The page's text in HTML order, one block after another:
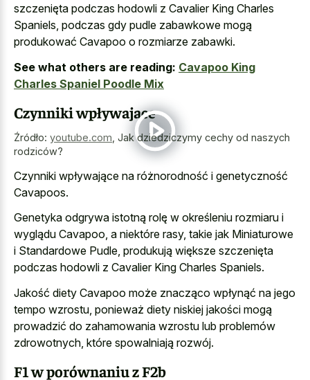
szczenięta podczas hodowli z Cavalier King Charles
Spaniels, podczas gdy pudle zabawkowe mogą
produkować Cavapoo o rozmiarze zabawki.
See what others are reading: Cavapoo King
Charles Spaniel Poodle Mix
Czynniki wpływające
Źródło: youtube.com Jak dziedziczymy cechy od naszych
rodziców?
Czynniki wpływające na różnorodność i genetyczność
Cavapoos.
Genetyka odgrywa istotną rolę w określeniu rozmiaru i
wyglądu Cavapoo, a niektóre rasy, takie jak Miniaturowe
i Standardowe Pudle, produkują większe szczenięta
podczas hodowli z Cavalier King Charles Spaniels.
Jakość diety Cavapoo może znacząco wpłynąć na jego
tempo wzrostu, ponieważ diety niskiej jakości mogą
prowadzić do zahamowania wzrostu lub problemów
zdrowotnych, które spowalniają rozwój.
F1 w porównaniu z F2b